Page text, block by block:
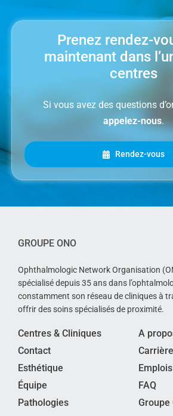
Prenez rendez-
maintenant dans
centres
Si vous avez des questions
appelez-nous.
Rendez-vous
GROUPE ONO
Ophthalmologic Network Organisation
spécialisé depuis 35 ans dans
constamment son réseau de cliniques à
offrir des soins spécialisés de proximité.
Centres & Cliniques
Contact
Esthétique
Équipe
Pathologies
A
Carrière
Emplois
FAQ
Groupe